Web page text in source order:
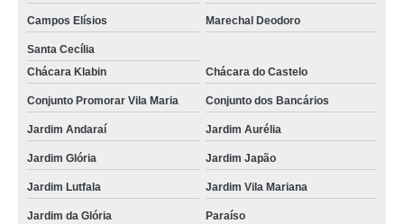
Campos Elísios Marechal Deodoro
Santa Cecília
Chácara Klabin
Chácara do Castelo
Conjunto Promorar Vila Maria Conjunto dos Bancários
Jardim Andaraí Jardim Aurélia
Jardim Glória Jardim Japão
Jardim Lutfala Jardim Vila Mariana
Jardim da Glória Paraíso